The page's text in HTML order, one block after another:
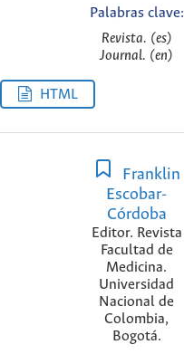
Palabras clave:
Revista. (es)
Journal. (en)
HTML
Franklin
Escobar-
Córdoba
Editor. Revista
Facultad de
Medicina.
Universidad
Nacional de
Colombia,
Bogotá.